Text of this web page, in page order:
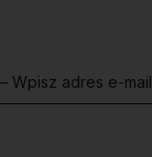
Wpisz adres e-mail